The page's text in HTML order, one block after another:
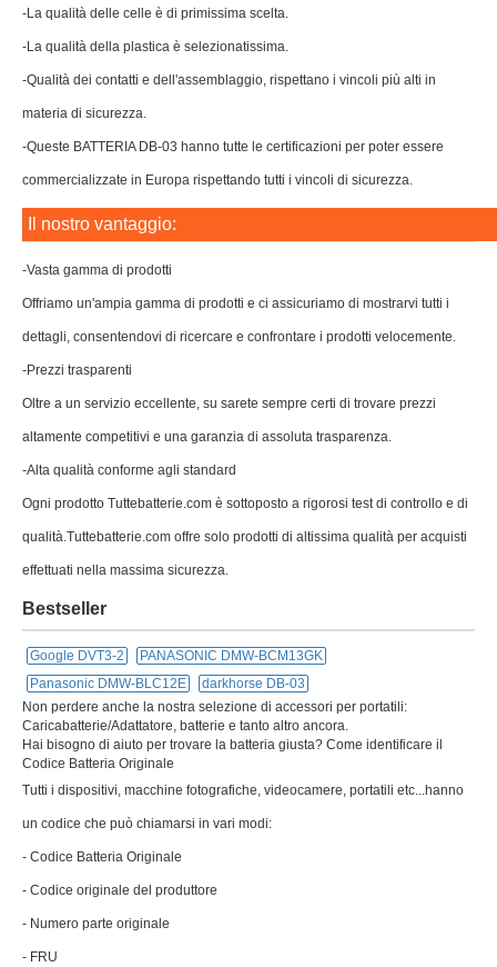
-La qualità delle celle è di primissima scelta.
-La qualità della plastica è selezionatissima.
-Qualità dei contatti e dell'assemblaggio, rispettano i vincoli più alti in
materia di sicurezza.
-Queste BATTERIA DB-03 hanno tutte le certificazioni per poter essere
commercializzate in Europa rispettando tutti i vincoli di sicurezza.
Il nostro vantaggio:
-Vasta gamma di prodotti
Offriamo un'ampia gamma di prodotti e ci assicuriamo di mostrarvi tutti i
dettagli, consentendovi di ricercare e confrontare i prodotti velocemente.
-Prezzi trasparenti
Oltre a un servizio eccellente, su sarete sempre certi di trovare prezzi
altamente competitivi e una garanzia di assoluta trasparenza.
-Alta qualità conforme agli standard
Ogni prodotto Tuttebatterie.com è sottoposto a rigorosi test di controllo e di
qualità.Tuttebatterie.com offre solo prodotti di altissima qualità per acquisti
effettuati nella massima sicurezza.
Bestseller
Google DVT3-2
PANASONIC DMW-BCM13GK
Panasonic DMW-BLC12E
darkhorse DB-03
Non perdere anche la nostra selezione di accessori per portatili:
Caricabatterie/Adattatore, batterie e tanto altro ancora.
Hai bisogno di aiuto per trovare la batteria giusta? Come identificare il
Codice Batteria Originale
Tutti i dispositivi, macchine fotografiche, videocamere, portatili etc...hanno
un codice che può chiamarsi in vari modi:
- Codice Batteria Originale
- Codice originale del produttore
- Numero parte originale
- FRU